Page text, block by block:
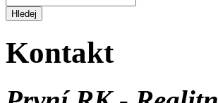
Kontakt